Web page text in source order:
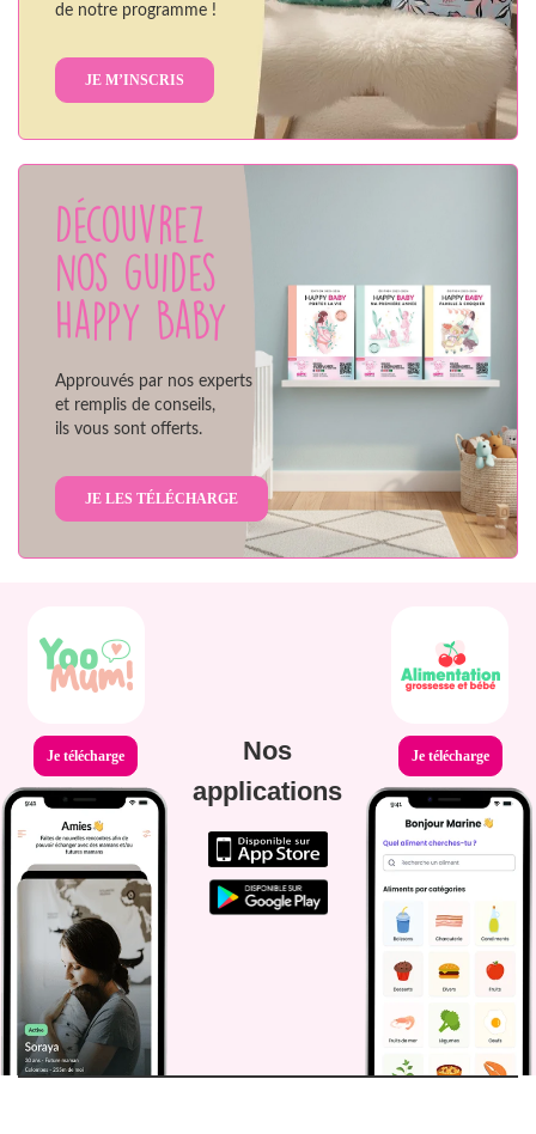
de notre programme !
JE M’INSCRIS
Découvrez
nos guides
Happy Baby
Approuvés par nos experts
et remplis de conseils,
ils vous sont offerts.
JE LES TÉLÉCHARGE
Je télécharge
Nos
applications
Je télécharge